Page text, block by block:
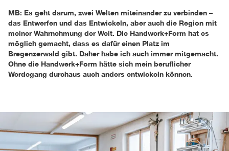
MB: Es geht darum, zwei Welten miteinander zu verbinden –
das Entwerfen und das Entwickeln, aber auch die Region mit
meiner Wahrnehmung der Welt. Die Handwerk+Form hat es
möglich gemacht, dass es dafür einen Platz im
Bregenzerwald gibt. Daher habe ich auch immer mitgemacht.
Ohne die Handwerk+Form hätte sich mein beruflicher
Werdegang durchaus auch anders entwickeln können.